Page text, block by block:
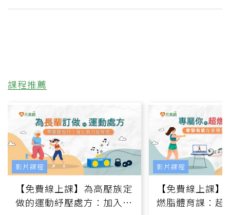
課程推薦
【免費線上課】為高壓族定
做的運動紓壓處方：加入行
影片課程
【免費線上課
燃脂體育課：超
影片課程